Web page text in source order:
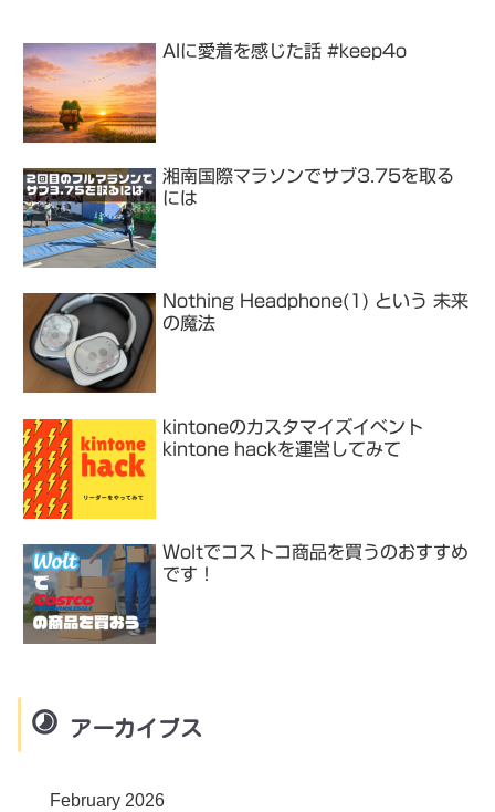
AIに愛着を感じた話 #keep4o
湘南国際マラソンでサブ3.75を取る
には
Nothing Headphone(1) という 未来
の魔法
kintoneのカスタマイズイベント
kintone hackを運営してみて
Woltでコストコ商品を買うのおすすめ
です！
アーカイブス
February 2026